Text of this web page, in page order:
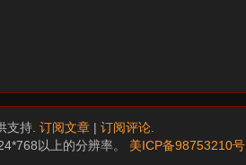
支持.订阅文章 |订阅评论
以上的分辨率。 美ICP备98753210号